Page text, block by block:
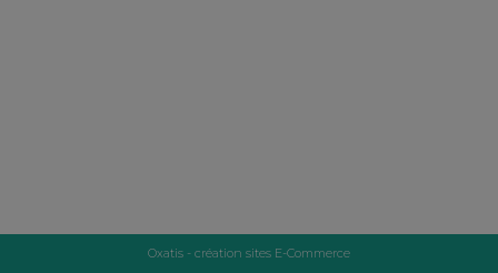
Oxatis - création sites E-Commerce